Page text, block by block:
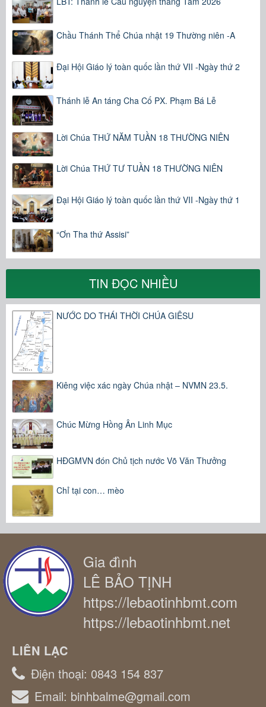
Chầu Thánh Thể Chúa nhật 19 Thường niên -A
Đại Hội Giáo lý toàn quốc lần thứ VII -Ngày thứ 2
Thánh lễ An táng Cha Cố PX. Phạm Bá Lễ
Lời Chúa THỨ NĂM TUẦN 18 THƯỜNG NIÊN
Lời Chúa THỨ TƯ TUẦN 18 THƯỜNG NIÊN
Đại Hội Giáo lý toàn quốc lần thứ VII -Ngày thứ 1
“Ơn Tha thứ Assisi”
TIN ĐỌC NHIỀU
NƯỚC DO THÁI THỜI CHÚA GIÊSU
Kiêng việc xác ngày Chúa nhật – NVMN 23.5.
Chúc Mừng Hồng Ân Linh Mục
HĐGMVN đón Chủ tịch nước Võ Văn Thưởng
Chỉ tại con… mèo
Gia đình
LÊ BẢO TỊNH
https://lebaotinhbmt.com
https://lebaotinhbmt.net
LIÊN LẠC
Điện thoại: 0843 154 837
Email: binhbalme@gmail.com